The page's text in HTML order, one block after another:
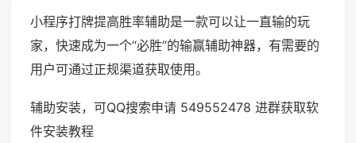
小程序打牌提高胜率辅助是一款可以让一直输的玩
家，快速成为一个“必胜”的输赢辅助神器，有需要的
用户可通过正规渠道获取使用。
辅助安装，可QQ搜索申请 549552478 进群获取软
件安装教程